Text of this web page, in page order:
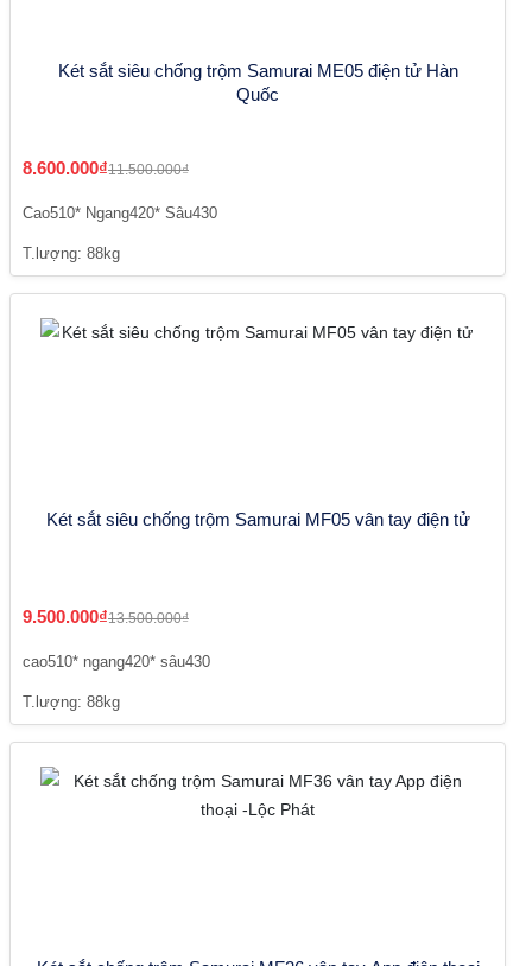
Két sắt siêu chống trộm Samurai ME05 điện tử Hàn
Quốc
8.600.000₫11.500.000₫
Cao510* Ngang420* Sâu430
T.lượng: 88kg
Két sắt siêu chống trộm Samurai MF05 vân tay điện tử
9.500.000₫13.500.000₫
cao510* ngang420* sâu430
T.lượng: 88kg